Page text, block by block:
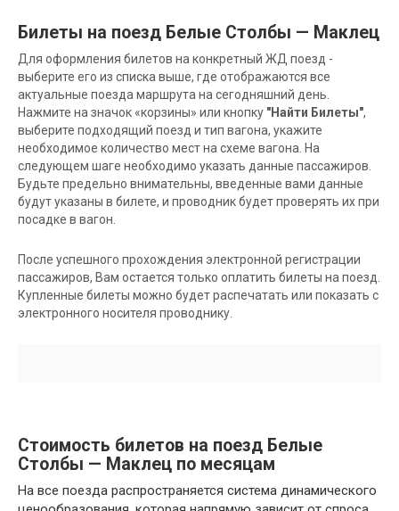
Билеты на поезд Белые Столбы — Маклец
Для оформления билетов на конкретный ЖД поезд -
выберите его из списка выше, где отображаются все
актуальные поезда маршрута на сегодняшний день.
Нажмите на значок «корзины» или кнопку "Найти Билеты",
выберите подходящий поезд и тип вагона, укажите
необходимое количество мест на схеме вагона. На
следующем шаге необходимо указать данные пассажиров.
Будьте предельно внимательны, введенные вами данные
будут указаны в билете, и проводник будет проверять их при
посадке в вагон.
После успешного прохождения электронной регистрации
пассажиров, Вам остается только оплатить билеты на поезд.
Купленные билеты можно будет распечатать или показать с
электронного носителя проводнику.
Стоимость билетов на поезд Белые
Столбы — Маклец по месяцам
На все поезда распространяется система динамического